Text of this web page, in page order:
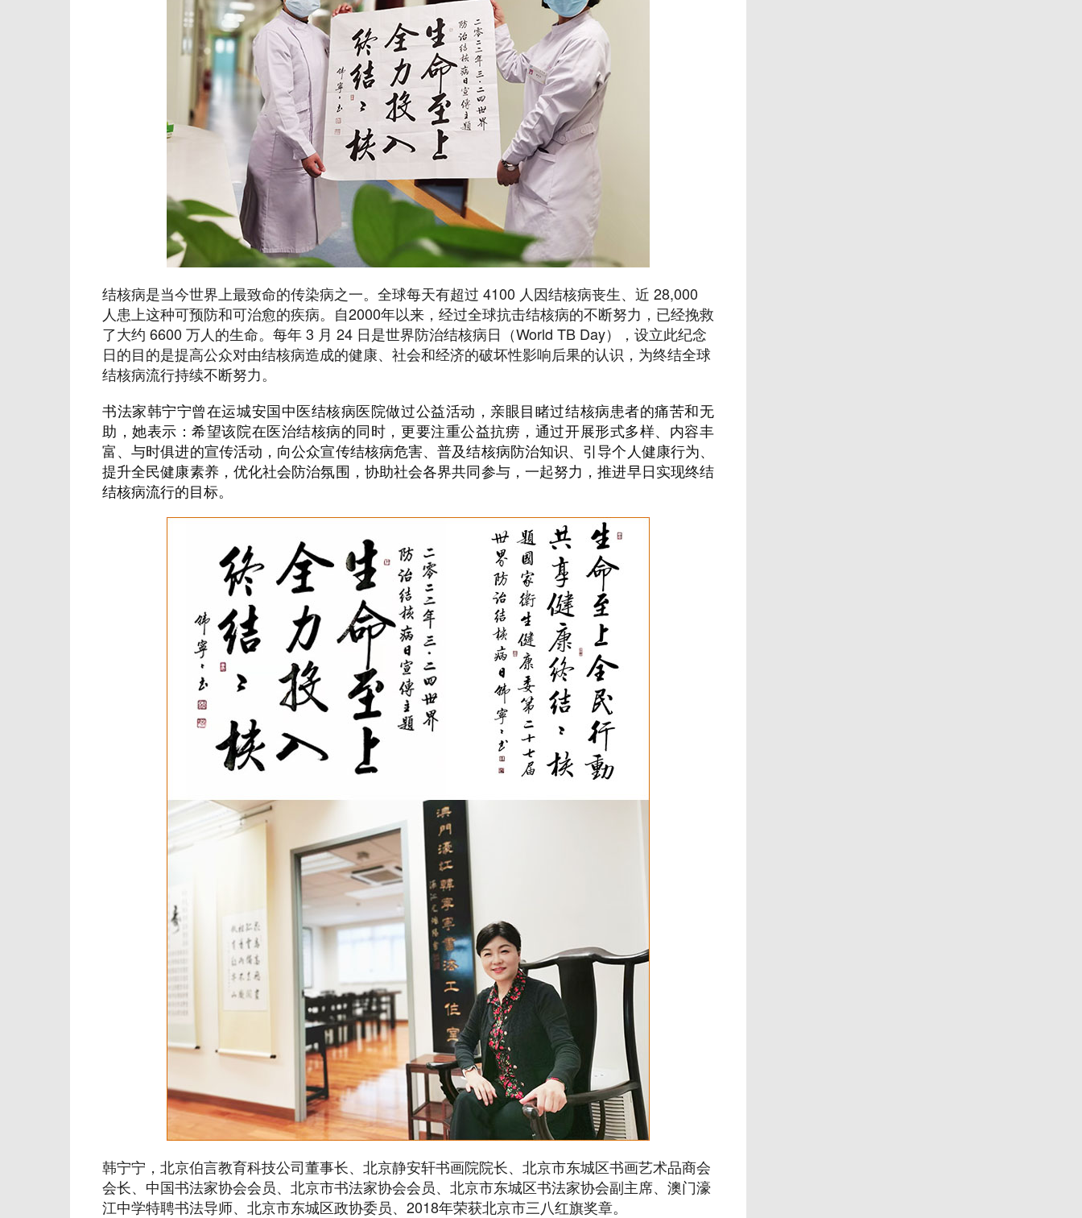
结核病是当今世界上最致命的传染病之一。全球每天有超过 4100 人因结核病丧生、近 28,000
人患上这种可预防和可治愈的疾病。自2000年以来，经过全球抗击结核病的不断努力，已经挽救
了大约 6600 万人的生命。每年 3 月 24 日是世界防治结核病日（World TB Day），设立此纪念
日的目的是提高公众对由结核病造成的健康、社会和经济的破坏性影响后果的认识，为终结全球
结核病流行持续不断努力。
书法家韩宁宁曾在运城安国中医结核病医院做过公益活动，亲眼目睹过结核病患者的痛苦和无
助，她表示：希望该院在医治结核病的同时，更要注重公益抗痨，通过开展形式多样、内容丰
富、与时俱进的宣传活动，向公众宣传结核病危害、普及结核病防治知识、引导个人健康行为、
提升全民健康素养，优化社会防治氛围，协助社会各界共同参与，一起努力，推进早日实现终结
结核病流行的目标。
韩宁宁，北京伯言教育科技公司董事长、北京静安轩书画院院长、北京市东城区书画艺术品商会
会长、中国书法家协会会员、北京市书法家协会会员、北京市东城区书法家协会副主席、澳门濠
江中学特聘书法导师、北京市东城区政协委员、2018年荣获北京市三八红旗奖章。